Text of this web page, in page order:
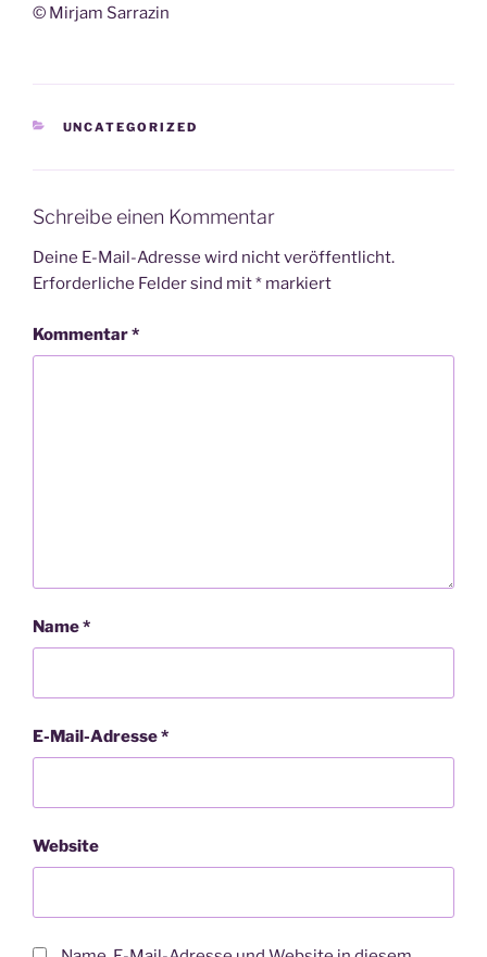
© Mirjam Sarrazin
KATEGORIEN
UNCATEGORIZED
Schreibe einen Kommentar
Deine E-Mail-Adresse wird nicht veröffentlicht.
Erforderliche Felder sind mit* markiert
Kommentar*
Name*
E-Mail-Adresse*
Website